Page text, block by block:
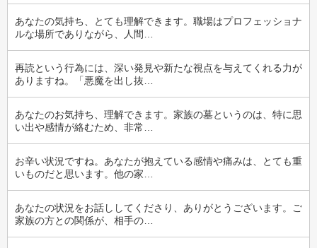
あなたの気持ち、とても理解できます。職場はプロフェッショナ
ルな場所でありながら、人間…
再読という行為には、深い発見や新たな視点を与えてくれる力が
ありますね。「悪魔を出し抜…
あなたのお気持ち、理解できます。家族の墓というのは、特に思
い出や感情が絡むため、非常…
お辛い状況ですね。あなたが抱えている感情や痛みは、とても重
いものだと思います。他の家…
あなたの状況をお話ししてくださり、ありがとうございます。ご
家族の方との関係が、相手の…